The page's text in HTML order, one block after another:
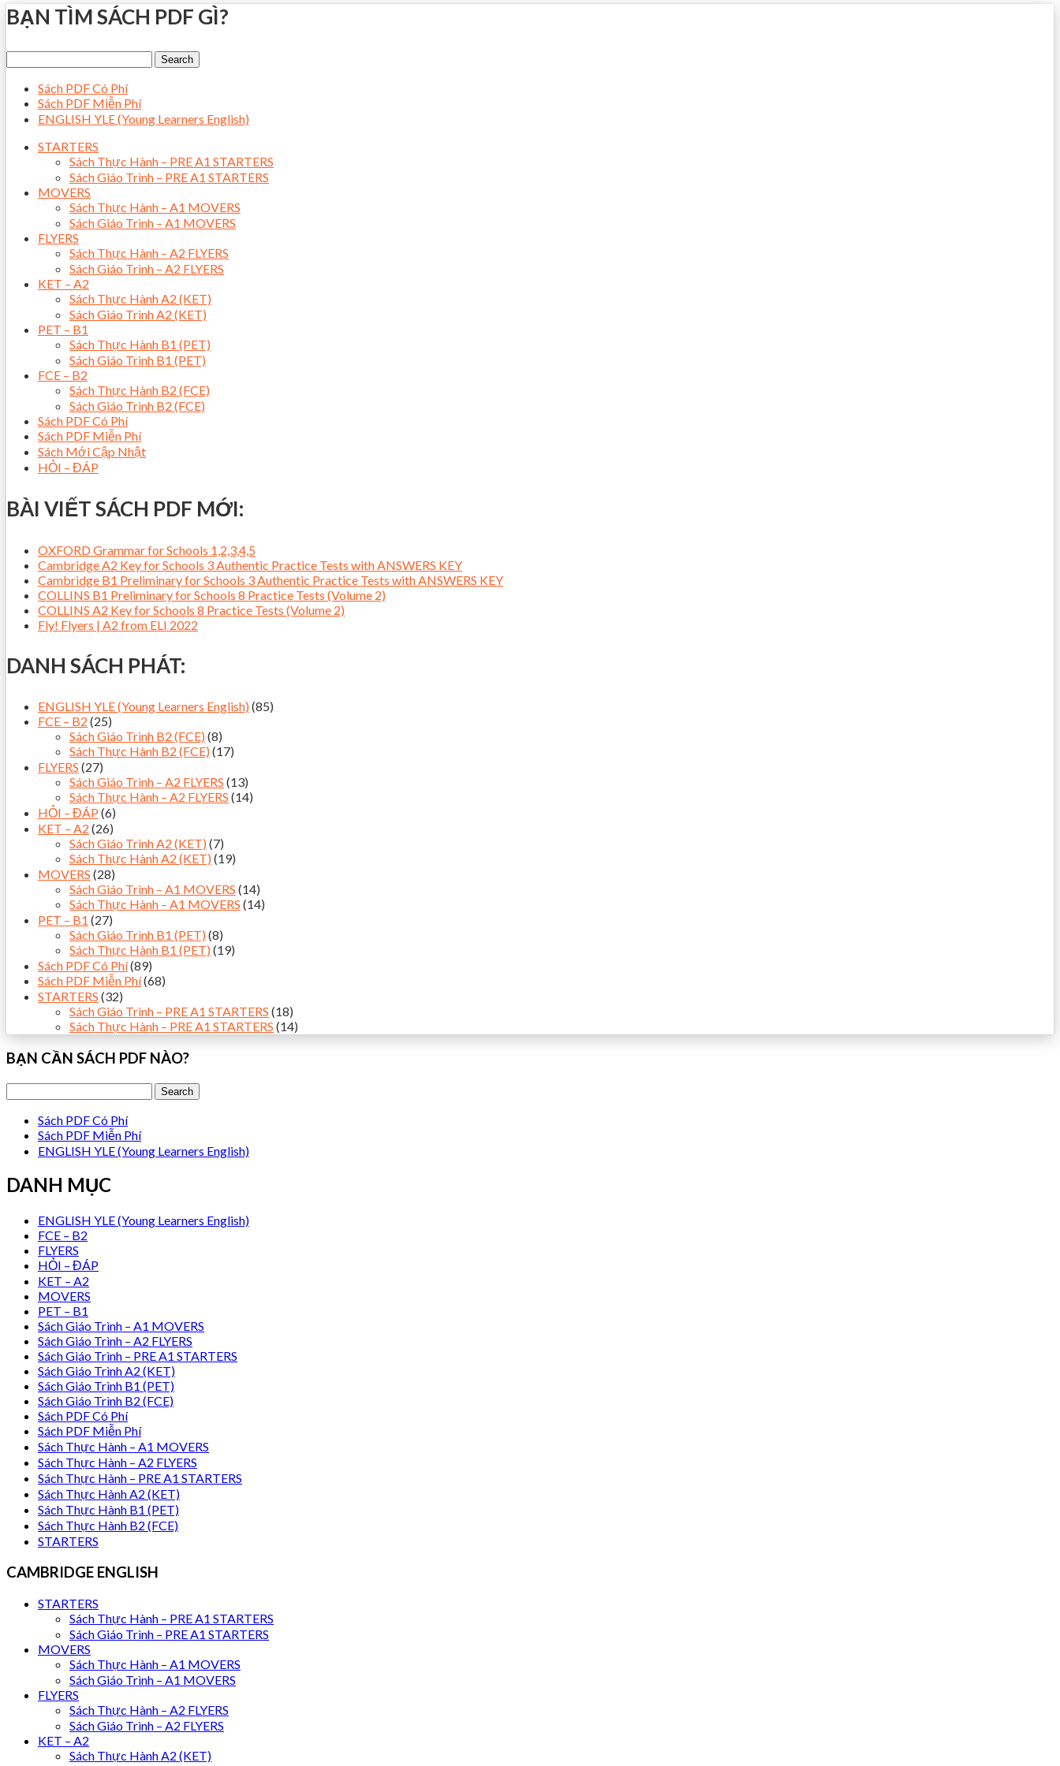
BẠN TÌM SÁCH PDF GÌ?
Sách PDF Có Phí
Sách PDF Miễn Phí
ENGLISH YLE (Young Learners English)
STARTERS
Sách Thực Hành – PRE A1 STARTERS
Sách Giáo Trình – PRE A1 STARTERS
MOVERS
Sách Thực Hành – A1 MOVERS
Sách Giáo Trình – A1 MOVERS
FLYERS
Sách Thực Hành – A2 FLYERS
Sách Giáo Trình – A2 FLYERS
KET – A2
Sách Thực Hành A2 (KET)
Sách Giáo Trình A2 (KET)
PET – B1
Sách Thực Hành B1 (PET)
Sách Giáo Trình B1 (PET)
FCE – B2
Sách Thực Hành B2 (FCE)
Sách Giáo Trình B2 (FCE)
Sách PDF Có Phí
Sách PDF Miễn Phí
Sách Mới Cập Nhật
HỎI – ĐÁP
BÀI VIẾT SÁCH PDF MỚI:
OXFORD Grammar for Schools 1,2,3,4,5
Cambridge A2 Key for Schools 3 Authentic Practice Tests with ANSWERS KEY
Cambridge B1 Preliminary for Schools 3 Authentic Practice Tests with ANSWERS KEY
COLLINS B1 Preliminary for Schools 8 Practice Tests (Volume 2)
COLLINS A2 Key for Schools 8 Practice Tests (Volume 2)
Fly! Flyers | A2 from ELI 2022
DANH SÁCH PHÁT:
ENGLISH YLE (Young Learners English) (85)
FCE – B2 (25)
Sách Giáo Trình B2 (FCE) (8)
Sách Thực Hành B2 (FCE) (17)
FLYERS (27)
Sách Giáo Trình – A2 FLYERS (13)
Sách Thực Hành – A2 FLYERS (14)
HỎI – ĐÁP (6)
KET – A2 (26)
Sách Giáo Trình A2 (KET) (7)
Sách Thực Hành A2 (KET) (19)
MOVERS (28)
Sách Giáo Trình – A1 MOVERS (14)
Sách Thực Hành – A1 MOVERS (14)
PET – B1 (27)
Sách Giáo Trình B1 (PET) (8)
Sách Thực Hành B1 (PET) (19)
Sách PDF Có Phí(89)
Sách PDF Miễn Phí(68)
STARTERS (32)
Sách Giáo Trình – PRE A1 STARTERS (18)
Sách Thực Hành – PRE A1 STARTERS (14)
BẠN CẦN SÁCH PDF NÀO?
Sách PDF Có Phí
Sách PDF Miễn Phí
ENGLISH YLE (Young Learners English)
DANH MỤC
ENGLISH YLE (Young Learners English)
FCE – B2
FLYERS
HỎI – ĐÁP
KET – A2
MOVERS
PET – B1
Sách Giáo Trình – A1 MOVERS
Sách Giáo Trình – A2 FLYERS
Sách Giáo Trình – PRE A1 STARTERS
Sách Giáo Trình A2 (KET)
Sách Giáo Trình B1 (PET)
Sách Giáo Trình B2 (FCE)
Sách PDF Có Phí
Sách PDF Miễn Phí
Sách Thực Hành – A1 MOVERS
Sách Thực Hành – A2 FLYERS
Sách Thực Hành – PRE A1 STARTERS
Sách Thực Hành A2 (KET)
Sách Thực Hành B1 (PET)
Sách Thực Hành B2 (FCE)
STARTERS
CAMBRIDGE ENGLISH
STARTERS
Sách Thực Hành – PRE A1 STARTERS
Sách Giáo Trình – PRE A1 STARTERS
MOVERS
Sách Thực Hành – A1 MOVERS
Sách Giáo Trình – A1 MOVERS
FLYERS
Sách Thực Hành – A2 FLYERS
Sách Giáo Trình – A2 FLYERS
KET – A2
Sách Thực Hành A2 (KET)